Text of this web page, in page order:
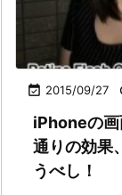
 2015/09/27
iPhoneの
通りの効果
うべし！